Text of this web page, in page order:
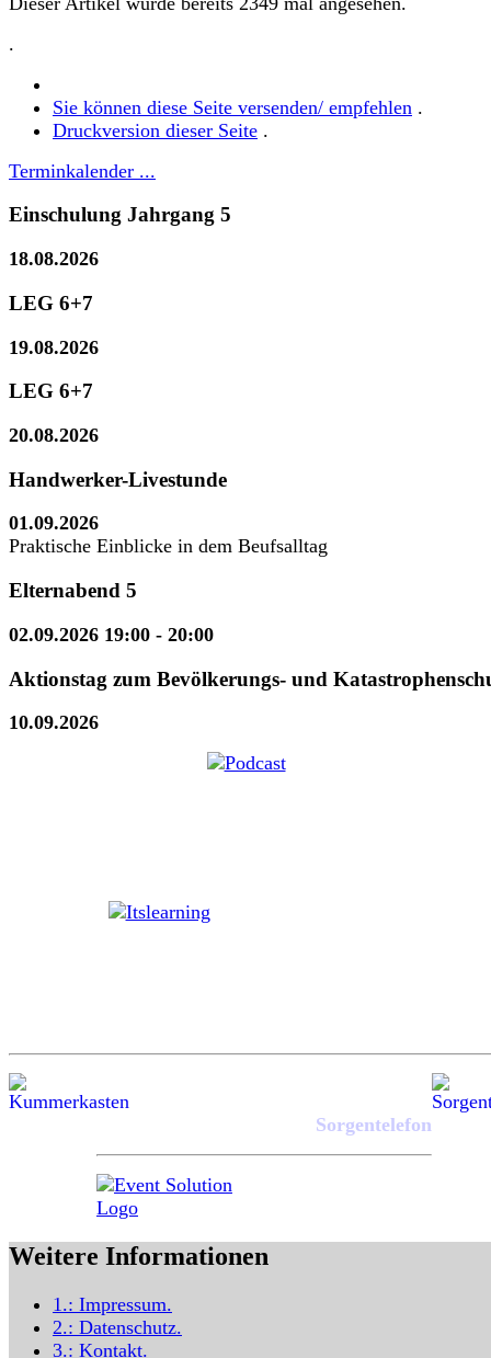
.
Sie können diese Seite versenden/ empfehlen .
Druckversion dieser Seite .
Terminkalender ...
Einschulung Jahrgang 5
18.08.2026
LEG 6+7
19.08.2026
LEG 6+7
20.08.2026
Handwerker-Livestunde
01.09.2026
Praktische Einblicke in dem Beufsalltag
Elternabend 5
02.09.2026 19:00 - 20:00
Aktionstag zum Bevölkerungs- und
10.09.2026
Sorgentelefon
Weitere Informationen
1.: Impressum.
2.: Datenschutz.
3.: Kontakt.